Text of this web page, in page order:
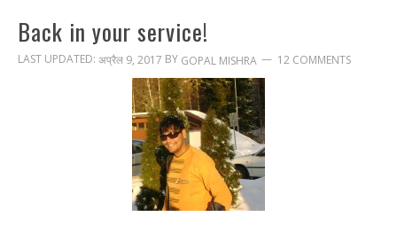
Back in your service!
LAST UPDATED: अप्रैल 9, 2017 BY GOPAL MISHRA 12 COMMENTS